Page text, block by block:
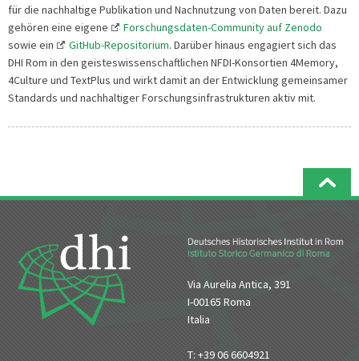
für die nachhaltige Publikation und Nachnutzung von Daten bereit. Dazu
gehören eine eigene
Forschungsdaten-Community auf Zenodo
sowie ein
GitHub-Repositorium. Darüber hinaus engagiert sich das
DHI Rom in den geisteswissenschaftlichen NFDI-Konsortien 4Memory,
4Culture und TextPlus und wirkt damit an der Entwicklung gemeinsamer
Standards und nachhaltiger Forschungsinfrastrukturen aktiv mit.
Via Aurelia Antica, 391
I-00165 Roma
Italia
T: +39 06 6604921